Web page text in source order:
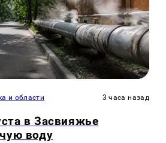
и области 3 часа назад
в Засвияжье
воду